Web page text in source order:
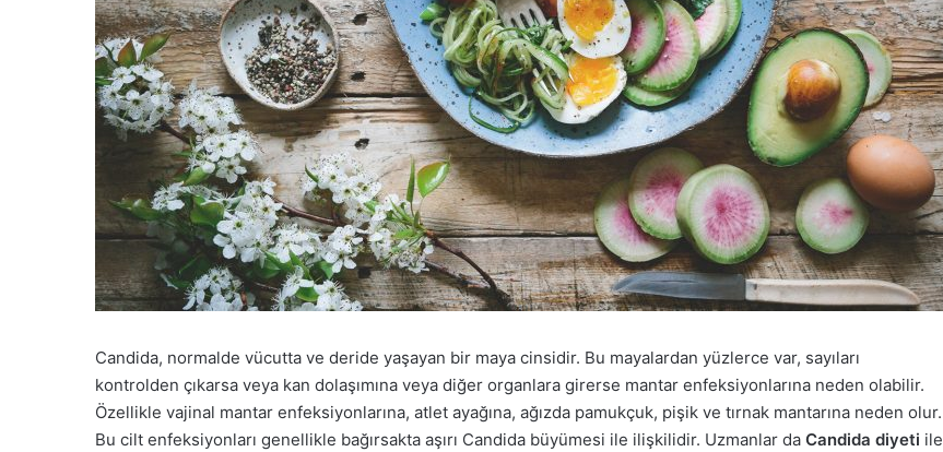
Candida, normalde vücutta ve deride yaşayan bir maya cinsidir. Bu mayalardan yüzlerce var, sayıları
kontrolden çıkarsa veya kan dolaşımına veya diğer organlara girerse mantar enfeksiyonlarına neden olabilir.
Özellikle vajinal mantar enfeksiyonlarına, atlet ayağına, ağızda pamukçuk, pişik ve tırnak mantarına neden olur.
Bu cilt enfeksiyonları genellikle bağırsakta aşırı Candida büyümesi ile ilişkilidir. Uzmanlar da Candida diyeti ile